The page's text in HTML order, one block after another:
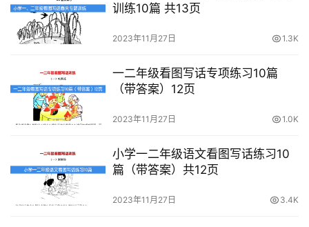
儿
童
启
训练10篇 共13页
2023年11月27日 1.3K
一二年级看图写话专项练习10篇
（带答案）12页
2023年11月27日 1.0K
小学一二年级语文看图写话练习10
篇（带答案）共12页
2023年11月27日 3.4K